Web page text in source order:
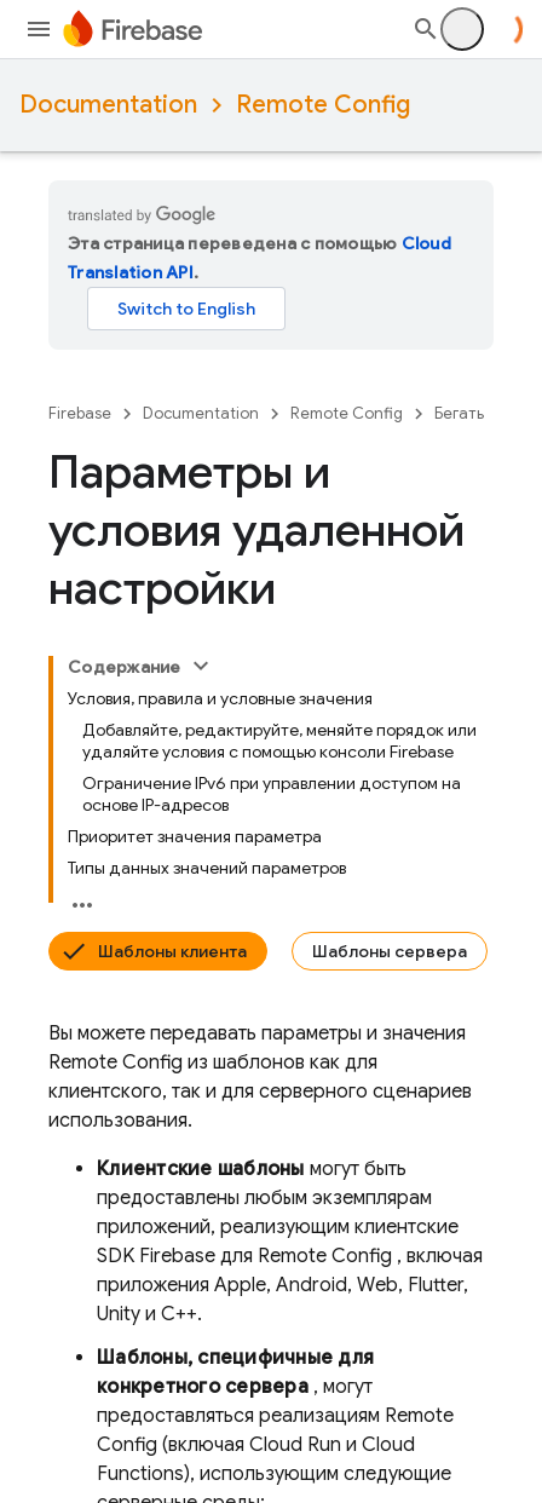
Documentation Remote Config
Эта страница переведена с помощью Cloud
Translation API.
Firebase Documentation Remote Config Бегать
Параметры и
условия удаленной
настройки
Содержание
Условия, правила и условные значения
Добавляйте, редактируйте, меняйте порядок или
удаляйте условия с помощью консоли Firebase
Ограничение IPv6 при управлении доступом на
основе IP-адресов
Приоритет значения параметра
Типы данных значений параметров
Шаблоны клиента Шаблоны сервера
Вы можете передавать параметры и значения
Remote Config из шаблонов как для
клиентского, так и для серверного сценариев
использования.
Клиентские шаблоны могут быть
предоставлены любым экземплярам
приложений, реализующим клиентские
SDK Firebase для Remote Config , включая
приложения Apple, Android, Web, Flutter,
Unity и C++.
Шаблоны, специфичные для
конкретного сервера, могут
предоставляться реализациям Remote
Config (включая Cloud Run и Cloud
Functions), использующим следующие